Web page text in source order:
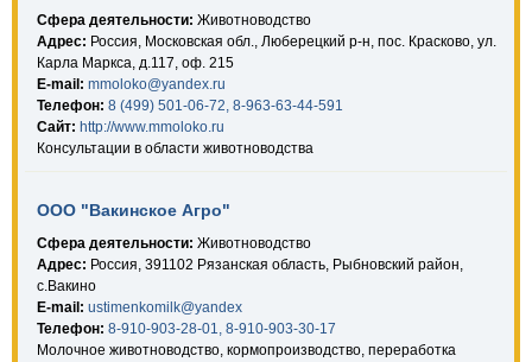
Сфера деятельности: Животноводство
Адрес: Россия, Московская обл., Люберецкий р-н, пос. Красково, ул.
Карла Маркса, д.117, оф. 215
E-mail: mmoloko@yandex.ru
Телефон: 8 (499) 501-06-72, 8-963-63-44-591
Сайт: http://www.mmoloko.ru
Консультации в области животноводства
ООО "Вакинское Агро"
Сфера деятельности: Животноводство
Адрес: Россия, 391102 Рязанская область, Рыбновский район,
с.Вакино
E-mail: ustimenkomilk@yandex
Телефон: 8-910-903-28-01, 8-910-903-30-17
Молочное животноводство, кормопроизводство, переработка